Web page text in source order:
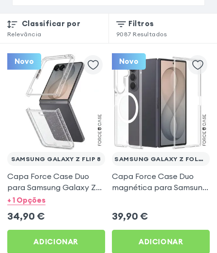
Classificar por
Relevância
Filtros
9087 Resultados
Novo
SAMSUNG GALAXY Z FLIP 8
Capa Force Case Duo
para Samsung Galaxy Z
Flip 8 - Transparente com
+ 1 Opções
34,90 €
ADICIONAR
Novo
SAMSUNG GALAXY Z FOLD 8 ULTRA
Capa Force Case Duo
magnética para Samsung
39,90 €
ADICIONAR